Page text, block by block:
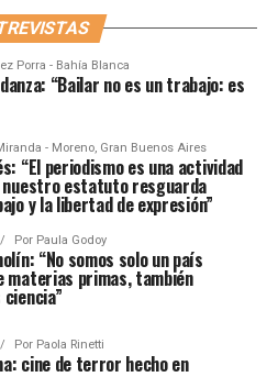
Porra - Bahía Blanca
“Bailar no es un trabajo: es
- Moreno, Gran Buenos Aires
“El periodismo es una actividad
nuestro estatuto resguarda
y la libertad de expresión”
Por Paula Godoy
“No somos solo un país
materias primas, también
Por Paola Rinetti
cine de terror hecho en